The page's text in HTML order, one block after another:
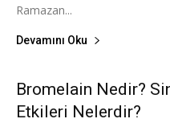
Ramazan...
Devamını Oku
Bromelain Nedir?
Etkileri Nelerdir?